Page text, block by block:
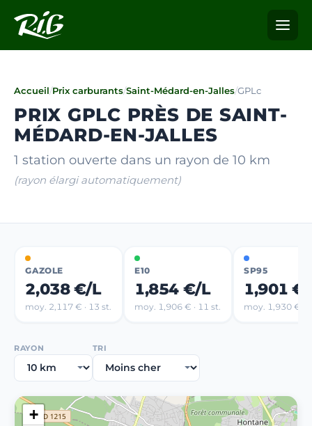
Accueil/Prix carburants/Saint-Médard-en-Jalles/GPLc
PRIX GPLC PRÈS DE SAINT-
MÉDARD-EN-JALLES
1 station ouverte dans un rayon de 10 km
(rayon élargi automatiquement)
GAZOLE
2,038 €/L
moy. 2,117 € · 13 st.
E10
1,854 €/L
moy. 1,906 € · 11 st.
SP95
1,901
moy. 1,930 € ·
RAYON TRI
+